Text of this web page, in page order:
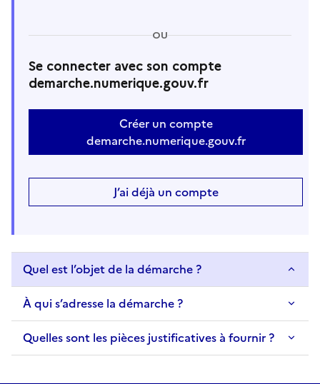
OU
Se connecter avec son compte
demarche.numerique.gouv.fr
Créer un compte
demarche.numerique.gouv.fr
J’ai déjà un compte
Quel est l’objet de la démarche ?
À qui s’adresse la démarche ?
Quelles sont les pièces justificatives à fournir ?